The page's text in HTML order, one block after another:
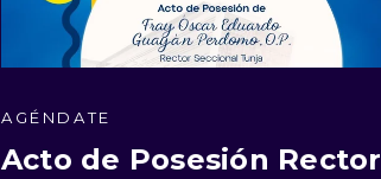
AGÉNDATE
Acto de Posesión Rector